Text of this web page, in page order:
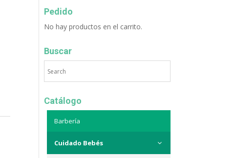
Pedido
No hay productos en el carrito.
Buscar
Catálogo
Barbería
Cuidado Bebés